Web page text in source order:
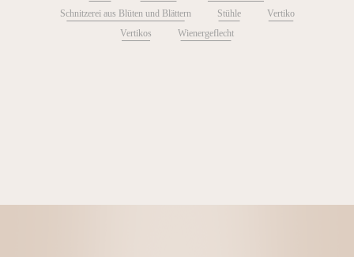
Schnitzerei aus Blüten und Blättern
Stühle
Vertiko
Vertikos
Wienergeflecht